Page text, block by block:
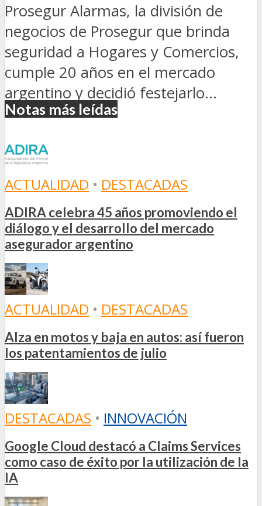
Prosegur Alarmas, la división de
negocios de Prosegur que brinda
seguridad a Hogares y Comercios,
cumple 20 años en el mercado
argentino y decidió festejarlo...
Notas más leídas
ACTUALIDAD • DESTACADAS
ADIRA celebra 45 años promoviendo el
diálogo y el desarrollo del mercado
asegurador argentino
ACTUALIDAD • DESTACADAS
Alza en motos y baja en autos: así fueron
los patentamientos de julio
DESTACADAS • INNOVACIÓN
Google Cloud destacó a Claims Services
como caso de éxito por la utilización de la
IA